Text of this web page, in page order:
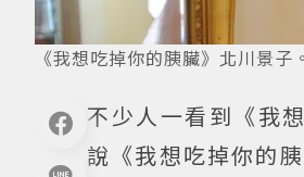
《我想吃掉你的胰臟》北川景
不少人一看到《我
說《我想吃掉你的